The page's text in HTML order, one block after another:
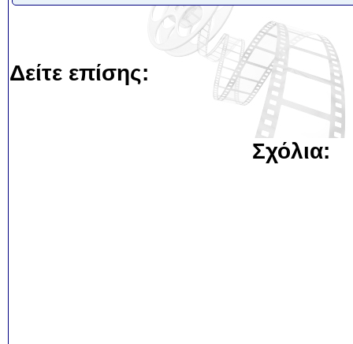
Δείτε επίσης:
Σχόλια: